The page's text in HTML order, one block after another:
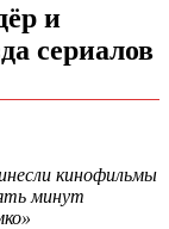
и
сериалов
кинофильмы
минут